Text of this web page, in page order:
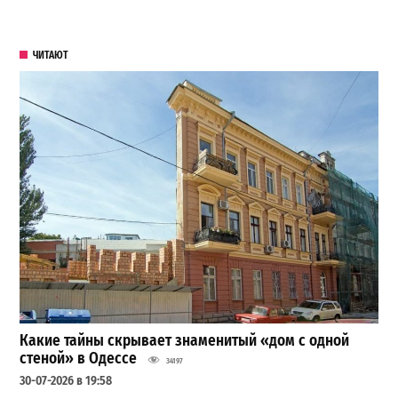
ЧИТАЮТ
Какие тайны скрывает знаменитый «дом с одной
стеной» в Одессе
34197
30-07-2026 в 19:58